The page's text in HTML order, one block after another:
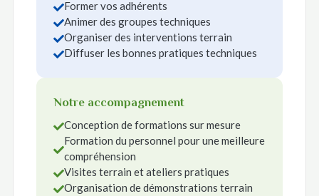
Former vos adhérents
Animer des groupes techniques
Organiser des interventions terrain
Diffuser les bonnes pratiques techniques
Notre accompagnement
Conception de formations sur mesure

Formation du personnel pour une meilleure
compréhension
Visites terrain et ateliers pratiques
Organisation de démonstrations terrain